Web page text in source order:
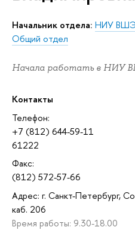
Начальник отдела: НИУ ВШЭ
Общий отдел
Начала работать в НИУ
Контакты
Телефон:
+7 (812) 644-59-11
61222
Факс:
(812) 572-57-66
Адрес: г. Санкт-Петербург,
каб. 206
Время работы: 9.30-18.00